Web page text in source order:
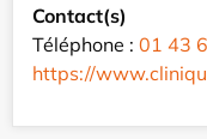
Contact(s)
Téléphone : 01 43
https://